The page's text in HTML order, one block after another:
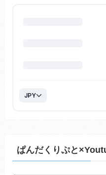
ぱんだくりぷと